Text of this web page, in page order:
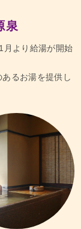
泉
月より給湯が開始
るお湯を提供し